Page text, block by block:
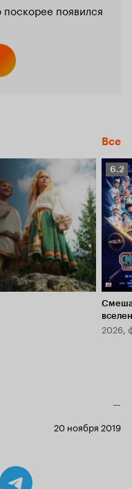
появился
Все
6.2
6.2
2026,
—
20 ноября 2019